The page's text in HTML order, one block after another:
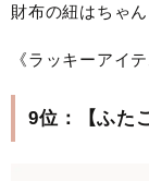
財布の紐はちゃん
《ラッキーアイ
9位：【ふた